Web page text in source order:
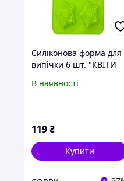
Силіконова форма для
випічки 6 шт. "КВІТИ
Зелена
В наявності
119₴
Купити